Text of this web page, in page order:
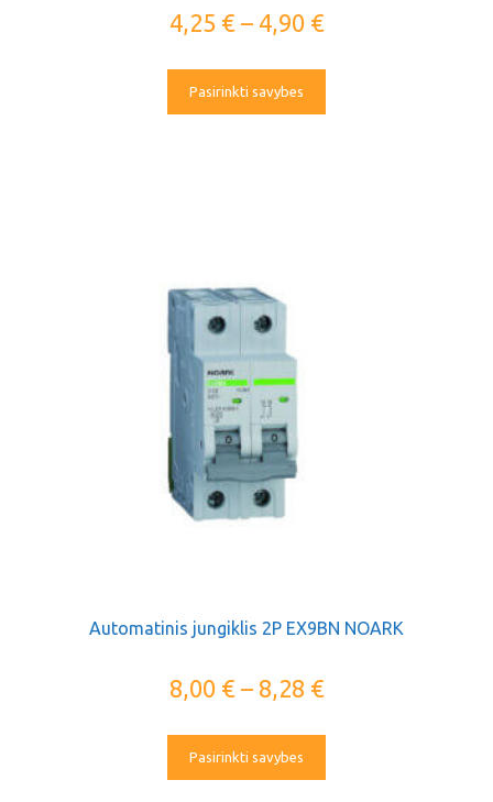
4,25 €– 4,90 €
Pasirinkti savybes
Automatinis jungiklis 2P EX9BN NOARK
8,00 €– 8,28 €
Pasirinkti savybes